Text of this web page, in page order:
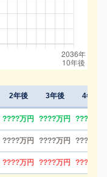
2年後 3年後 4年後
????万円 ????万円 ????万円
????万円 ????万円 ????万円
????万円 ????万円 ????万円